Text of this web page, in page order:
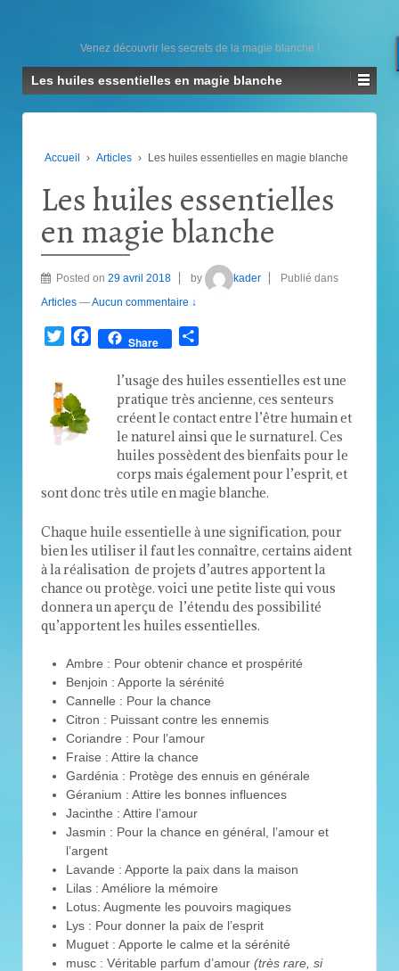
Venez découvrir les secrets de la magie blanche !
Les huiles essentielles en magie blanche
Accueil › Articles › Les huiles essentielles en magie blanche
Les huiles essentielles
en magie blanche
Posted on 29 avril 2018 by kader
Publié dans
Articles —Aucun commentaire ↓
TwitterFacebook
Share
l’usage des huiles essentielles est une
pratique très ancienne, ces senteurs
créent le contact entre l’être humain et
le naturel ainsi que le surnaturel. Ces
huiles possèdent des bienfaits pour le
corps mais également pour l’esprit, et
sont donc très utile en magie blanche.
Chaque huile essentielle à une signification, pour
bien les utiliser il faut les connaître, certains aident
à la réalisation de projets d’autres apportent la
chance ou protège. voici une petite liste qui vous
donnera un aperçu de l’étendu des possibilité
qu’apportent les huiles essentielles.
Ambre : Pour obtenir chance et prospérité
Benjoin : Apporte la sérénité
Cannelle : Pour la chance
Citron : Puissant contre les ennemis
Coriandre : Pour l’amour
Fraise : Attire la chance
Gardénia : Protège des ennuis en générale
Géranium : Attire les bonnes influences
Jacinthe : Attire l’amour
Jasmin : Pour la chance en général, l’amour et
l’argent
Lavande : Apporte la paix dans la maison
Lilas : Améliore la mémoire
Lotus: Augmente les pouvoirs magiques
Lys : Pour donner la paix de l’esprit
Muguet : Apporte le calme et la sérénité
musc : Véritable parfum d’amour (très rare, si